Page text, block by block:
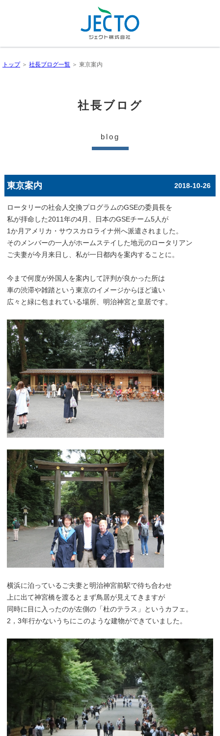
トップ＞ 社長ブログ一覧 ＞ 東京案内
社長ブログ
blog
東京案内 2018-10-26
ロータリーの社会人交換プログラムのGSEの委員長を
私が拝命した2011年の4月、日本のGSEチーム5人が
1か月アメリカ・サウスカロライナ州へ派遣されました。
そのメンバーの一人がホームステイした地元のロータリアン
ご夫妻が今月来日し、私が一日都内を案内することに。
今まで何度が外国人を案内して評判が良かった所は
車の渋滞や雑踏という東京のイメージからほど遠い
広々と緑に包まれている場所、明治神宮と皇居です。
横浜に泊っているご夫妻と明治神宮前駅で待ち合わせ
上に出て神宮橋を渡るとまず鳥居が見えてきますが
同時に目に入ったのが左側の「杜のテラス」というカフェ。
2，3年行かないうちにこのような建物ができていました。